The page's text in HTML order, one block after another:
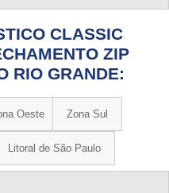
CLASSIC
ZIP
RIO GRANDE:
Oeste Zona Sul
Litoral de São Paulo